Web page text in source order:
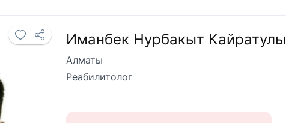
Иманбек Нурбакыт Кайратулы
Алматы
Реабилитолог